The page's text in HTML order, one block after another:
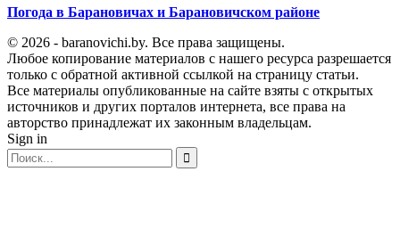
Погода в Барановичах и Барановичском районе
© 2026 - baranovichi.by. Все права защищены.
Любое копирование материалов с нашего ресурса разрешается
только с обратной активной ссылкой на страницу статьи.
Все материалы опубликованные на сайте взяты с открытых
источников и других порталов интернета, все права на
авторство принадлежат их законным владельцам.
Sign in